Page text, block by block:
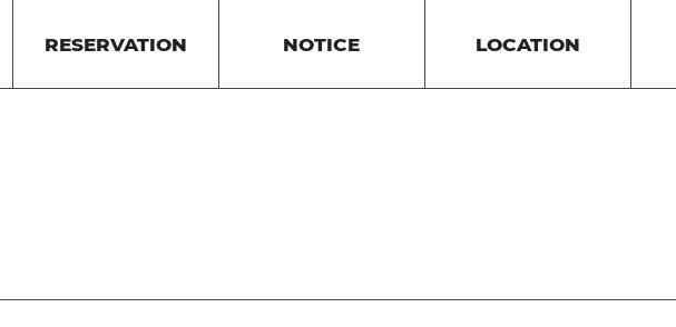
RESERVATION NOTICE LOCATION